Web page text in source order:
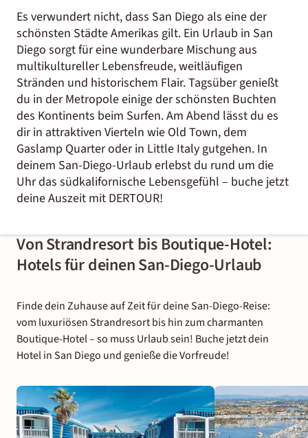
Es verwundert nicht, dass San Diego als eine der
schönsten Städte Amerikas gilt. Ein Urlaub in San
Diego sorgt für eine wunderbare Mischung aus
multikultureller Lebensfreude, weitläufigen
Stränden und historischem Flair. Tagsüber genießt
du in der Metropole einige der schönsten Buchten
des Kontinents beim Surfen. Am Abend lässt du es
dir in attraktiven Vierteln wie Old Town, dem
Gaslamp Quarter oder in Little Italy gutgehen. In
deinem San-Diego-Urlaub erlebst du rund um die
Uhr das südkalifornische Lebensgefühl – buche jetzt
deine Auszeit mit DERTOUR!
Von Strandresort bis Boutique-Hotel:
Hotels für deinen San-Diego-Urlaub
Finde dein Zuhause auf Zeit für deine San-Diego-Reise:
vom luxuriösen Strandresort bis hin zum charmanten
Boutique-Hotel – so muss Urlaub sein! Buche jetzt dein
Hotel in San Diego und genieße die Vorfreude!